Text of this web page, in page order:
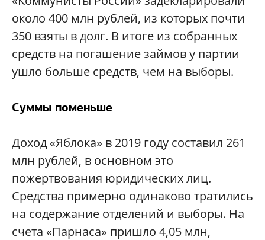
около 400 млн рублей, из которых почти
350 взяты в долг. В итоге из собранных
средств на погашение займов у партии
ушло больше средств, чем на выборы.
Суммы поменьше
Доход «Яблока» в 2019 году составил 261
млн рублей, в основном это
пожертвования юридических лиц.
Средства примерно одинаково тратились
на содержание отделений и выборы. На
счета «Парнаса» пришло 4,05 млн,